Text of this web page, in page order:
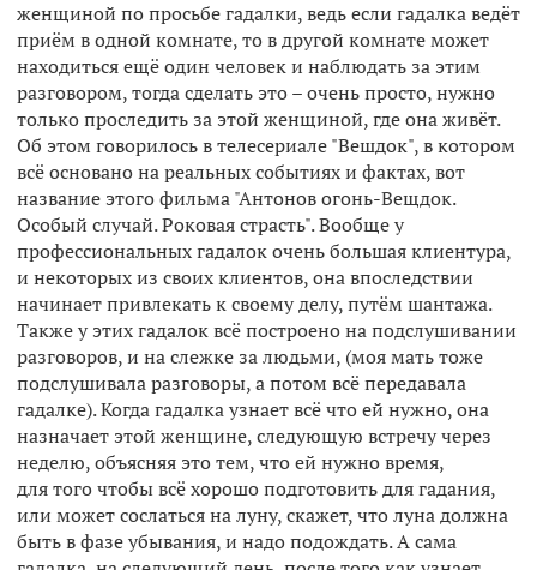
женщиной по просьбе гадалки, ведь если гадалка ведёт
приём в одной комнате, то в другой комнате может
находиться ещё один человек и наблюдать за этим
разговором, тогда сделать это – очень просто, нужно
только проследить за этой женщиной, где она живёт.
Об этом говорилось в телесериале "Вешдок", в котором
всё основано на реальных событиях и фактах, вот
название этого фильма "Антонов огонь-Вещдок.
Особый случай. Роковая страсть". Вообще у
профессиональных гадалок очень большая клиентура,
и некоторых из своих клиентов, она впоследствии
начинает привлекать к своему делу, путём шантажа.
Также у этих гадалок всё построено на подслушивании
разговоров, и на слежке за людьми, (моя мать тоже
подслушивала разговоры, а потом всё передавала
гадалке). Когда гадалка узнает всё что ей нужно, она
назначает этой женщине, следующую встречу через
неделю, объясняя это тем, что ей нужно время,
для того чтобы всё хорошо подготовить для гадания,
или может сослаться на луну, скажет, что луна должна
быть в фазе убывания, и надо подождать. А сама